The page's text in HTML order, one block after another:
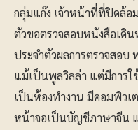
กลุ่มแก๊ง เจ้าหน้าที่ที่ปิดล้อ
ตัวขอตรวจสอบหนังสือเดิน
ประจำตัวผลการตรวจสอบ
แม้เป็นพูลวิลล่า แต่มีการใ
เป็นห้องทำงาน มีคอมพิวเ
หน้าจอเป็นบัญชีภาษาจีน